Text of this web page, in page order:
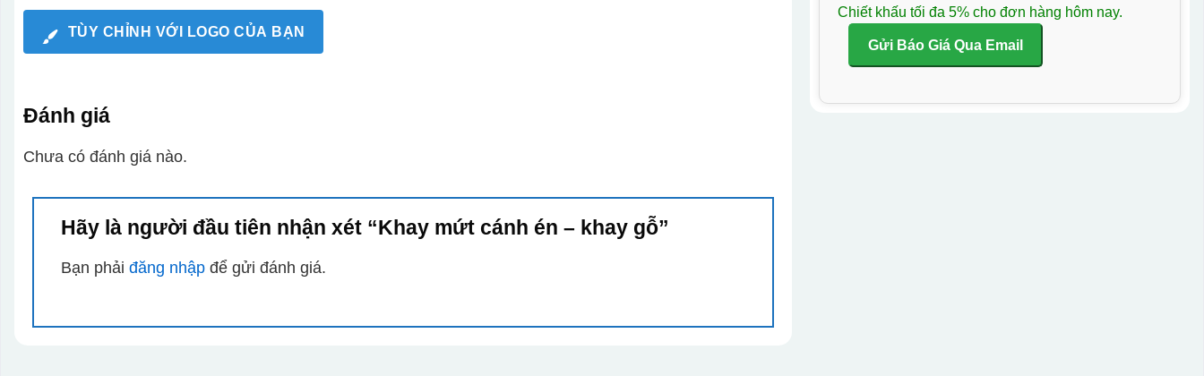
TÙY CHỈNH VỚI LOGO CỦA BẠN
Đánh giá
Chưa có đánh giá nào.
Hãy là người đầu tiên nhận xét “Khay mứt cánh én – khay gỗ”
Bạn phải đăng nhậpđể gửi đánh giá.
Chiết khấu tối đa 5% cho đơn hàng hôm nay.
Gửi Báo Giá Qua Email